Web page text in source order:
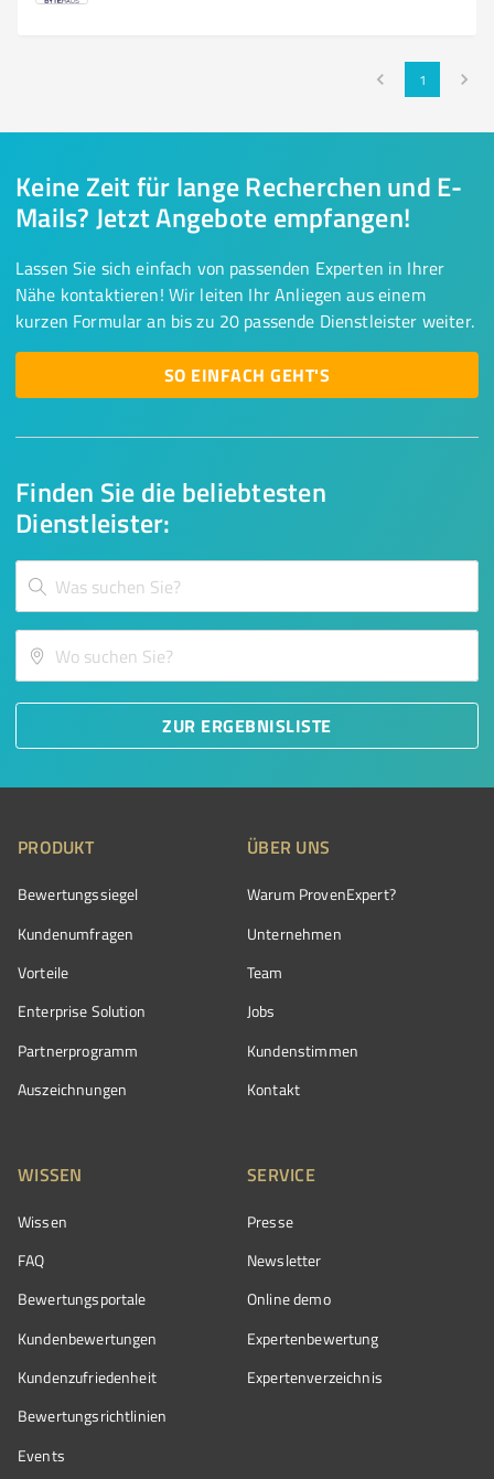
1
Finden Sie die beliebtesten
Dienstleister:
ZUR ERGEBNISLISTE
Keine Zeit für lange Recherchen und E-
Mails? Jetzt Angebote empfangen!
Lassen Sie sich einfach von passenden Experten in Ihrer
Nähe kontaktieren! Wir leiten Ihr Anliegen aus einem
kurzen Formular an bis zu 20 passende Dienstleister weiter.
SO EINFACH GEHT'S
PRODUKT
Bewertungssiegel
Kundenumfragen
Vorteile
Enterprise Solution
Partnerprogramm
Auszeichnungen
ÜBER UNS
Warum ProvenExpert?
Unternehmen
Team
Jobs
Kundenstimmen
Kontakt
WISSEN
Wissen
FAQ
Bewertungsportale
Kundenbewertungen
Kundenzufriedenheit
Bewertungs­richtlinien
Events
SERVICE
Presse
Newsletter
Online demo
Expertenbewertung
Expertenverzeichnis